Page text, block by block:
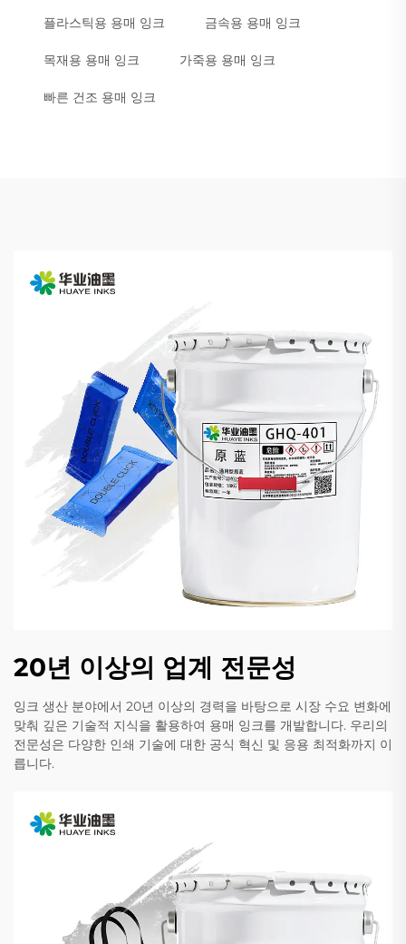
플라스틱용 용매 잉크 금속용 용매 잉크
목재용 용매 잉크 가죽용 용매 잉크
빠른 건조 용매 잉크
20년 이상의 업계 전문성
잉크 생산 분야에서 20년 이상의 경력을 바탕으로 시장 수요 변화에
맞춰 깊은 기술적 지식을 활용하여 용매 잉크를 개발합니다. 우리의
전문성은 다양한 인쇄 기술에 대한 공식 혁신 및 응용 최적화까지 이
릅니다.